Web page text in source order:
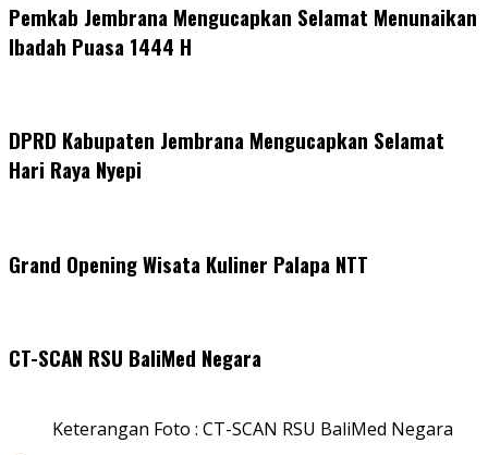
Pemkab Jembrana Mengucapkan Selamat Menunaikan
Ibadah Puasa 1444 H
DPRD Kabupaten Jembrana Mengucapkan Selamat
Hari Raya Nyepi
Grand Opening Wisata Kuliner Palapa NTT
CT-SCAN RSU BaliMed Negara
Keterangan Foto : CT-SCAN RSU BaliMed Negara